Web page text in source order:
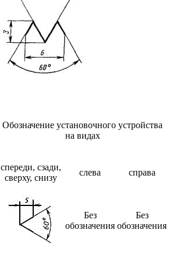
Обозначение установочного устройства
на видах
спереди, сзади,
сверху, снизу
слева справа
Без
обозначения
Без
обозначения